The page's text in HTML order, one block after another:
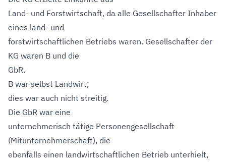
Land- und Forstwirtschaft, da alle Gesellschafter Inhaber
eines land- und
forstwirtschaftlichen Betriebs waren. Gesellschafter der
KG waren B und die
GbR.
B war selbst Landwirt;
dies war auch nicht streitig.
Die GbR war eine
unternehmerisch tätige Personengesellschaft
(Mitunternehmerschaft), die
ebenfalls einen landwirtschaftlichen Betrieb unterhielt,